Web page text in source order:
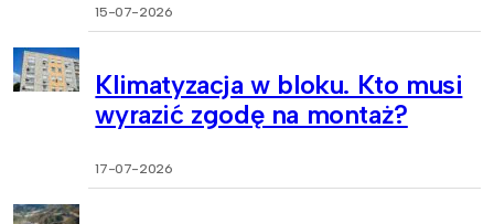
15-07-2026
Klimatyzacja w bloku. Kto musi
wyrazić zgodę na montaż?
17-07-2026